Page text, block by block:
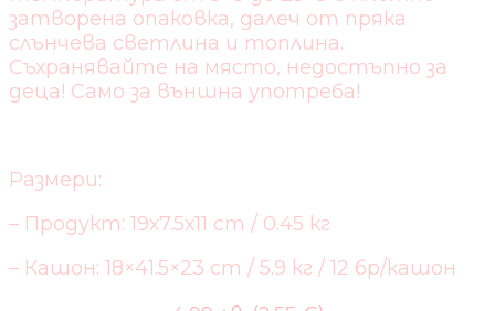
затворена опаковка, далеч от пряка
слънчева светлина и топлина.
Съхранявайте на място, недостъпно за
деца! Само за външна употреба!
Размери:
– Продукт: 19х7.5х11 cm / 0.45 кг
– Кашон: 18×41.5×23 cm / 5.9 кг / 12 бр/кашон